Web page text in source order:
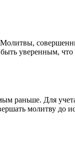
уверенным, что
раньше. Для
молитву до